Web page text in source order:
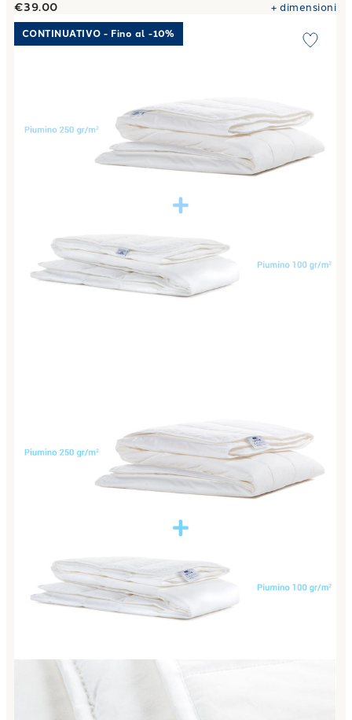
€39.00 +dimensioni
Link to "Piumone sofy quattro stagioni in Cotone 350 gr/
CONTINUATIVO - Fino al -10%